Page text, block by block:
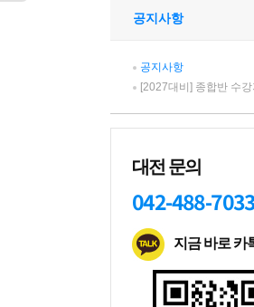
공지사항
공지사항
[2027대비] 종합반 수
대전 문의
042-488-
지금 바로 카